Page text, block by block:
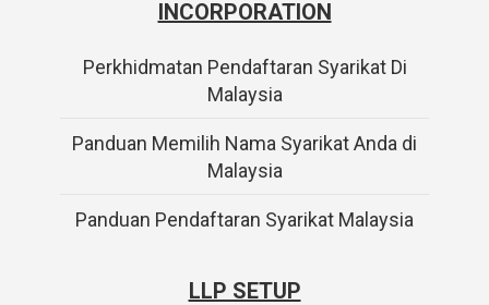
INCORPORATION
Perkhidmatan Pendaftaran Syarikat Di
Malaysia
Panduan Memilih Nama Syarikat Anda di
Malaysia
Panduan Pendaftaran Syarikat Malaysia
LLP SETUP